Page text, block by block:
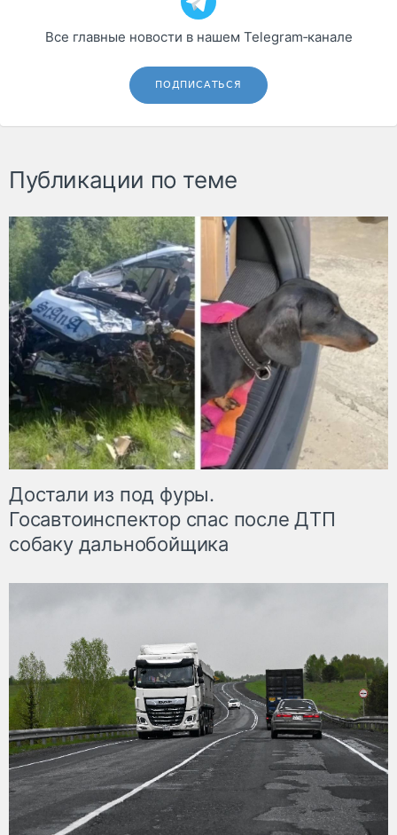
Все главные новости в нашем Telegram‑канале
ПОДПИСАТЬСЯ
Публикации по теме
Достали из под фуры.
Госавтоинспектор спас после ДТП
собаку дальнобойщика